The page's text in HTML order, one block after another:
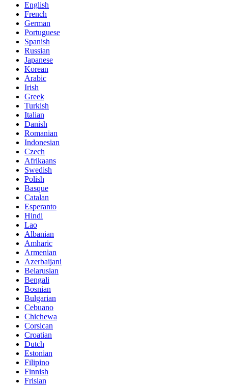
English
French
German
Portuguese
Spanish
Russian
Japanese
Korean
Arabic
Irish
Greek
Turkish
Italian
Danish
Romanian
Indonesian
Czech
Afrikaans
Swedish
Polish
Basque
Catalan
Esperanto
Hindi
Lao
Albanian
Amharic
Armenian
Azerbaijani
Belarusian
Bengali
Bosnian
Bulgarian
Cebuano
Chichewa
Corsican
Croatian
Dutch
Estonian
Filipino
Finnish
Frisian